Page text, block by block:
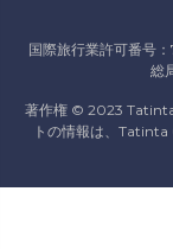
国際旅行業許可番号
総
著作権 © 2023
トの情報は、